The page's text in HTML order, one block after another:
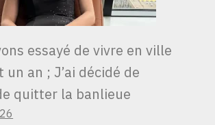
essayé de vivre en ville
un an ; J’ai décidé de
quitter la banlieue